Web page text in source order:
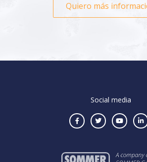
Quiero más
Social media